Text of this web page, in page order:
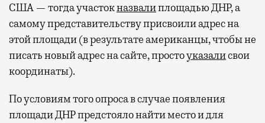
США — тогда участокназвалиплощадью ДНР, а
самому представительству присвоили адрес на
этой площади (в результате американцы, чтобы не
писать новый адрес на сайте, простоуказалисвои
координаты).
По условиям того опроса в случае появления
площади ДНР предстояло найти место и для